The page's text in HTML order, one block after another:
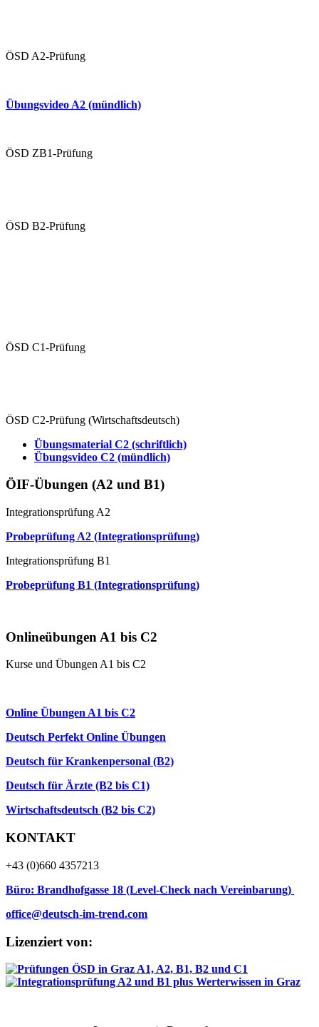
ÖSD A2-Prüfung
Übungsvideo A2 (mündlich)
ÖSD ZB1-Prüfung
ÖSD B2-Prüfung
ÖSD C1-Prüfung
ÖSD C2-Prüfung (Wirtschaftsdeutsch)
Übungsmaterial C2 (schriftlich)
Übungsvideo C2 (mündlich)
ÖIF-Übungen (A2 und B1)
Integrationsprüfung A2
Probeprüfung A2 (Integrationsprüfung)
Integrationsprüfung B1
Probeprüfung B1 (Integrationsprüfung)
Onlineübungen A1 bis C2
Kurse und Übungen A1 bis C2
Online Übungen A1 bis C2
Deutsch Perfekt Online Übungen
Deutsch für Krankenpersonal (B2)
Deutsch für Ärzte (B2 bis C1)
Wirtschaftsdeutsch (B2 bis C2)
KONTAKT
+43 (0)660 4357213
Büro: Brandhofgasse 18 (Level-Check nach Vereinbarung)
office@deutsch-im-trend.com
Lizenziert von: